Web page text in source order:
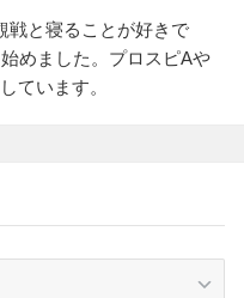
戦と寝ることが好きで
めました。プロスピAや
ています。